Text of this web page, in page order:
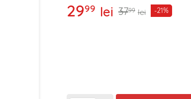
2999 lei 3799 lei -21%